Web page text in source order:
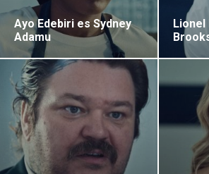
Ayo Edebiri es Sydney
Adamu
Lionel